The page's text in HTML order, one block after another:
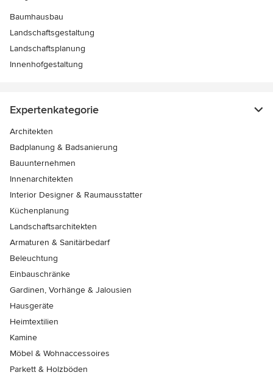
Baumhausbau
Landschaftsgestaltung
Landschaftsplanung
Innenhofgestaltung
Expertenkategorie
Architekten
Badplanung & Badsanierung
Bauunternehmen
Innenarchitekten
Interior Designer & Raumausstatter
Küchenplanung
Landschaftsarchitekten
Armaturen & Sanitärbedarf
Beleuchtung
Einbauschränke
Gardinen, Vorhänge & Jalousien
Hausgeräte
Heimtextilien
Kamine
Möbel & Wohnaccessoires
Parkett & Holzböden